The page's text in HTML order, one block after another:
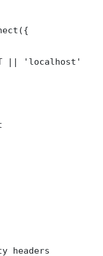
|| 'localhost'
headers